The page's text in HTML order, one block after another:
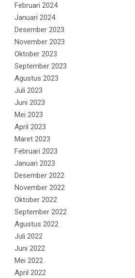
Februari 2024
Januari 2024
Desember 2023
November 2023
Oktober 2023
September 2023
Agustus 2023
Juli 2023
Juni 2023
Mei 2023
April 2023
Maret 2023
Februari 2023
Januari 2023
Desember 2022
November 2022
Oktober 2022
September 2022
Agustus 2022
Juli 2022
Juni 2022
Mei 2022
April 2022